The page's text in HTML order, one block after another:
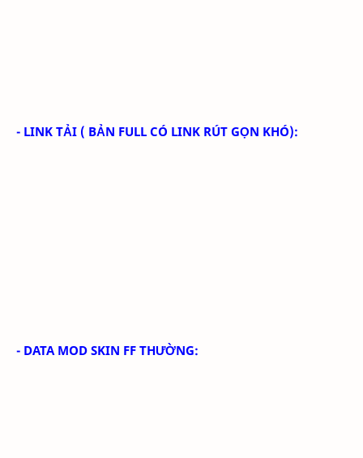
- LINK TẢI ( BẢN FULL CÓ LINK RÚT GỌN KHÓ):
- DATA MOD SKIN FF THƯỜNG: